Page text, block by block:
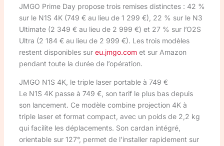
JMGO Prime Day propose trois remises distinctes : 42 %
sur le N1S 4K (749 € au lieu de 1 299 €), 22 % sur le N3
Ultimate (2 349 € au lieu de 2 999 €) et 27 % sur l’O2S
Ultra (2 184 € au lieu de 2 999 €). Les trois modèles
restent disponibles sur eu.jmgo.comet sur Amazon
pendant toute la durée de l’opération.
JMGO N1S 4K, le triple laser portable à 749 €
Le N1S 4K passe à 749 €, son tarif le plus bas depuis
son lancement. Ce modèle combine projection 4K à
triple laser et format compact, avec un poids de 2,2 kg
qui facilite les déplacements. Son cardan intégré,
orientable sur 127°, permet de l’installer rapidement sur